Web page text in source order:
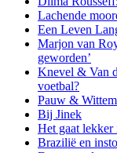
Lachende
Een Leven
Marjon van
geworden’
Knevel & Van
voetbal?
Pauw &
Bij Jinek
Het gaat
Brazilië en